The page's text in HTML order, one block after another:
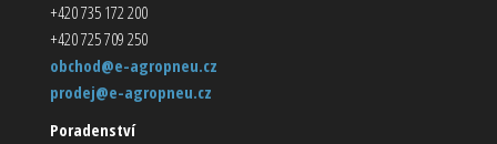
+420 735 172 200
+420 725 709 250
obchod@e-agropneu.cz
prodej@e-agropneu.cz
Poradenství